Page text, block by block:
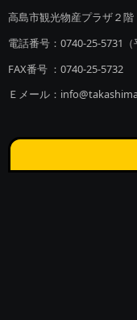
高島市観光物産プラザ２階
電話番号：0740-25-5731（
FAX番号 ：0740-25-5732
Ｅメール：